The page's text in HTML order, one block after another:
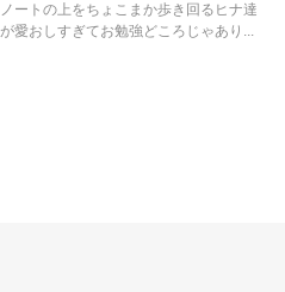
ノートの上をちょこまか歩き回るヒナ達
が愛おしすぎてお勉強どころじゃあり...